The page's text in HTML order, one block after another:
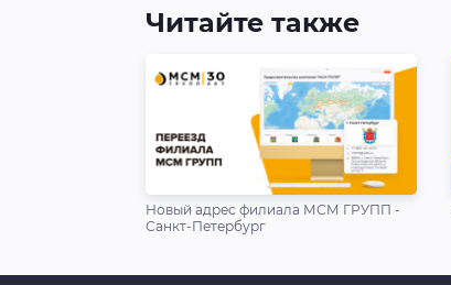
Читайте также
Новый адрес филиала МСМ ГРУПП -
Санкт-Петербург